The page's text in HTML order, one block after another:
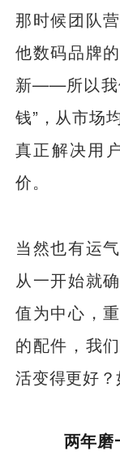
那时候团队
他数码品牌
新——所以我
钱”，从市场
真正解决用
价。
当然也有运
从一开始就
值为中心，
的配件，我
活变得更好？
两年磨